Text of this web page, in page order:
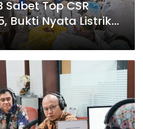
Sabet Top CSR
Bukti Nyata Listrik